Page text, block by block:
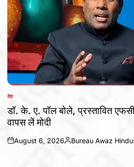
POSTED
देश
डॉ. के. ए. पॉल बोले, प्रस्तावित
वापस लें मोदी
on
August 6, 2026
Posted
Bureau Awaz